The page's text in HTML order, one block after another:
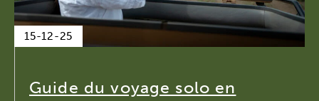
15-12-25
Guide du voyage solo en